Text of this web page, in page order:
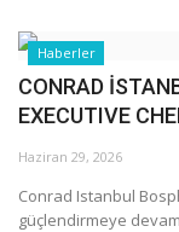
Haberler
Görüntülü
Araştırma -
Haberler
CONRAD
EXECUTIVE
Haziran 29, 2026
Conrad Istanbul
güçlendirmeye